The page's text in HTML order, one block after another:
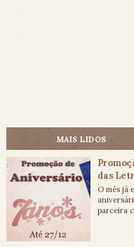
MAIS LIDOS
das
O mês já
parceira